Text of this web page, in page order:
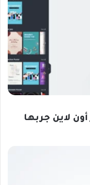
أون لاين جربها